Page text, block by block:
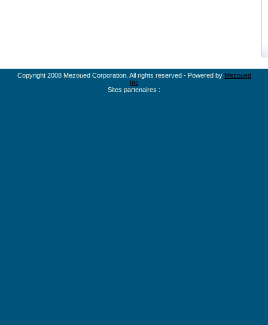
Copyright 2008 Mezoued Corporation. All rights reserved - Powered by Mezoued
Inc
Sites partenaires :